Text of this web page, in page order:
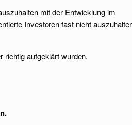
mit der Entwicklung im
Investoren fast nicht
richtig aufgeklärt wurden.